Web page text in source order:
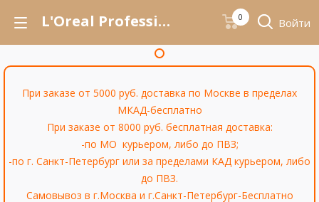
L'Oreal Professionnel 0 Войти
При заказе от 5000 руб. доставка по Москве в пределах
МКАД-бесплатно
При заказе от 8000 руб. бесплатная доставка:
-по МО курьером, либо до ПВЗ;
-по г. Санкт-Петербург или за пределами КАД курьером, либо
до ПВЗ.
Самовывоз в г.Москва и г.Санкт-Петербург-Бесплатно